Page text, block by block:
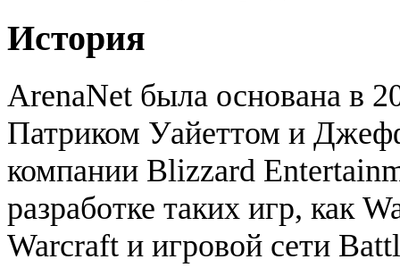
История
ArenaNet была основана в
Патриком Уайеттом и
компании Blizzard
разработке таких игр, как
Warcraft и игровой сети